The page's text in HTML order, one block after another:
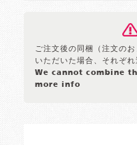
ご注文後の同梱（注文の
いただいた場合、それぞれ
We cannot combine
more info